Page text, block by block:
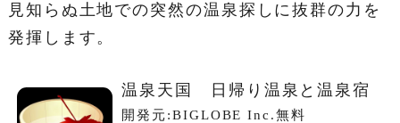
見知らぬ土地での突然の温泉探しに抜群の力を
発揮します。
温泉天国 日帰り温泉と温泉宿
開発元:BIGLOBE Inc.無料